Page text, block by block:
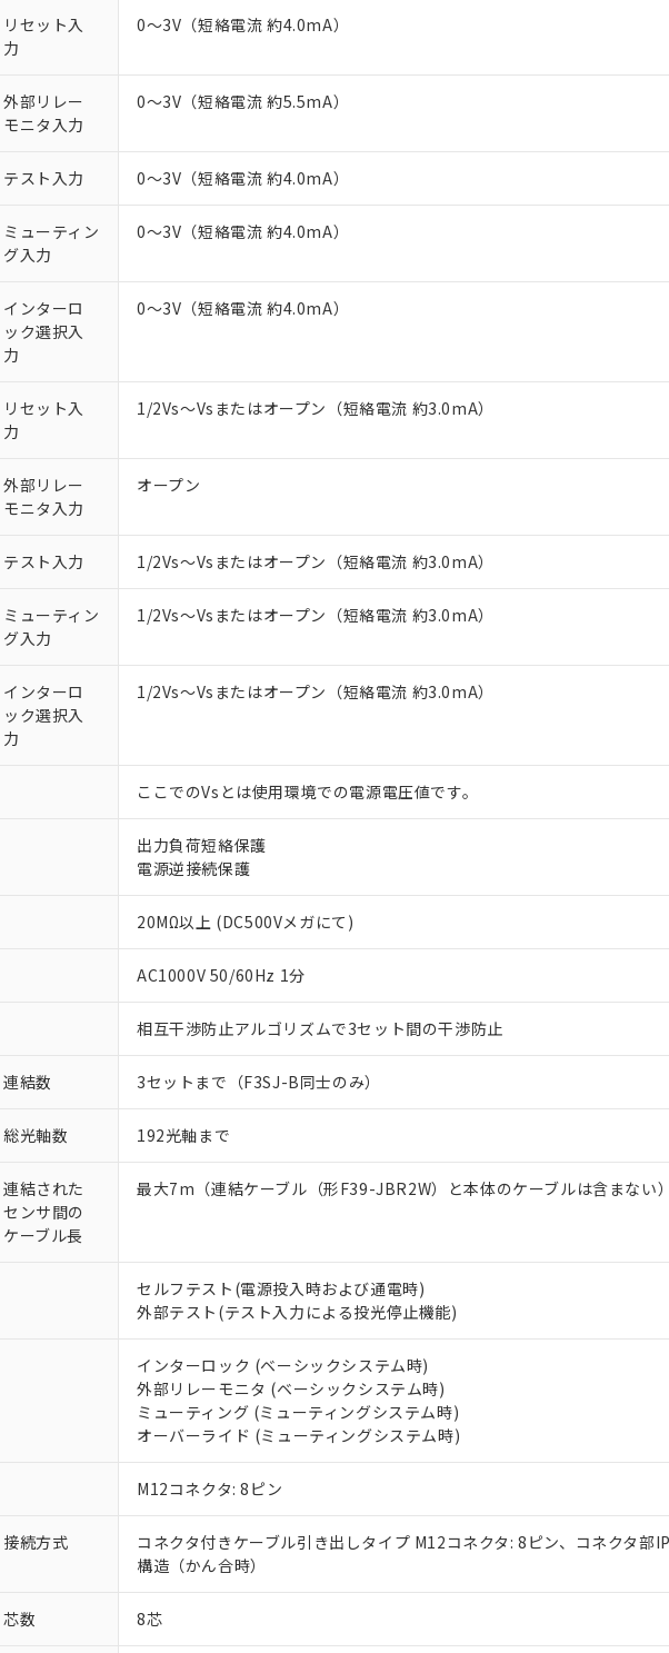
リセット入
力
0～3V（短絡電流 約4.0mA）
外部リレー
モニタ入力
0～3V（短絡電流 約5.5mA）
テスト入力 0～3V（短絡電流 約4.0mA）
ミューティン
グ入力
0～3V（短絡電流 約4.0mA）
インターロ
ック選択入
力
0～3V（短絡電流 約4.0mA）
リセット入
力
1/2Vs～Vsまたはオープン（短絡電流 約3.0mA）
外部リレー
モニタ入力
オープン
テスト入力 1/2Vs～Vsまたはオープン（短絡電流 約3.0mA）
ミューティン
グ入力
1/2Vs～Vsまたはオープン（短絡電流 約3.0mA）
インターロ
ック選択入
力
1/2Vs～Vsまたはオープン（短絡電流 約3.0mA）
ここでのVsとは使用環境での電源電圧値です。
出力負荷短絡保護
電源逆接続保護
20MΩ以上 (DC500Vメガにて)
AC1000V 50/60Hz 1分
相互干渉防止アルゴリズムで3セット間の干渉防止
連結数 3セットまで（F3SJ-B同士のみ）
総光軸数 192光軸まで
連結された
センサ間の
ケーブル長
最大7m（連結ケーブル（形F39-JBR2W）と本体のケーブルは含まない）
セルフテスト(電源投入時および通電時)
外部テスト(テスト入力による投光停止機能)
インターロック (ベーシックシステム時)
外部リレーモニタ (ベーシックシステム時)
ミューティング (ミューティングシステム時)
オーバーライド (ミューティングシステム時)
M12コネクタ: 8ピン
接続方式
コネクタ付きケーブル引き出しタイプ M12コネクタ: 8ピン、コネクタ部
構造（かん合時）
芯数 8芯
以下の条件をお読みいただき、同意のうえご利用ください。
くものです。
当社制御機器事業取扱商品の中には、本サービスの対象外となる商品もあることを
在庫状況および標準価格照会結果は、記載している更新日時点での社内データに基
のであり、閲覧された時点での実際の在庫および標準価格とは異なる場合がある
い。
当社販売員にご相談ください。
オムロン制御機器販売店や当社販売拠点は「
マイパーツ機能（部品リスト作成サービス）をご利用いただくには、I-Webメンバ
ている必要があります。
が、当社の製品・サービスに関するお客様との取引・商談に必要な範囲で利用す
さい。
いる法人を指します。
鉛(Pb) 1000ppm以下、 水銀(Hg) 1000ppm以下、 カドミウム(Cd) 100ppm以下、
六価クロム(Cr(Ⅵ)) 1000ppm以下、ポリ臭化ビフェニル類(PBB) 1000ppm以下、ポリ臭化ジフェニルエーテル類
フタル酸ビス(2-エチルヘキシル) (DEHP)(別名：DOP) 1000ppm以下、フタル酸ブチルベンジル（BBP）
ル（DBP） 1000ppm以下、フタル酸ジイソブチル (DIBP) 1000ppm以下
フタル酸エステル類の４物質については閾値を超える意図的な使用がないことを確認しています。
※2 対応予定月
部品在庫の切り替え状況などにより、予定月が前後することがあります。
下記の非含有証明書をダウンロードすることができます。
EU RoHS指令（10物質）の非含有証明書
51物質の非含有証明書（当社基準）
※本証明書は発行日時点で非含有を証明するもので、過去に遡って非含有を証明するも
混在することから備考欄に対応日を記載しておりました。
既に当社にて対応品への在庫切替を完了していることから、特段のことがない限り、
り割愛しております。
「○」：最大均質材料含有率が中国RoHSの基準値以下であることを示します。
「－」：未確認です。当社販売部門へお問い合わせください。
*中国RoHS10物質の基準値 (GB/T26572)：
Pb(鉛) :1000ppm、 Hg(水銀) : 1000ppm、 Cd(カドミウム) : 100ppm、
Cr(Ⅵ)(六価クロム) : 1000ppm、 PBBs(ポリ臭化ビフェニル類) : 1000ppm、 PBDEs(ポリ臭化ジフェニルエーテ
DBP(フタル酸ジブチル) : 1000ppm、 DIBP(フタル酸ジイソブチル) : 1000ppm、 BBP(フタル酸ブチルベンジル)
DEHP(フタル酸ビス(2-エチルヘキシル)) : 1000ppm
※2 環境保護使用期限
「ｅ」：有害物質（10物質）のすべてが基準値以下であることを示します。
「10」：通常の使用状況下において有害物質が外部に漏えいし、環境に深刻な影響を及
味します。
う）を輸出または国外への提供する場合は、日本国政府の輸出許可(または役務取
などの必要な手続きをとります。
当社は規制貨物を破棄する場合は、完全に破砕するなど、違法に輸出されないよう
当社は貴社製品を、核兵器、ミサイル、化学兵器、生物兵器またはその他武器並び
置等に一切使用いたしません。
当社は、貴社製品を第三者に販売する場合は、上記1、2および3の内容を当該第三
また当社は、販売先および販売に係わる関係者が違法に輸出するおそれがある場
合意する キャンセル
記
号
○ 一定数以上の在庫あり
△ 一定数には満たないが在庫あり
機器販売店・当社販売員にご確認ください)